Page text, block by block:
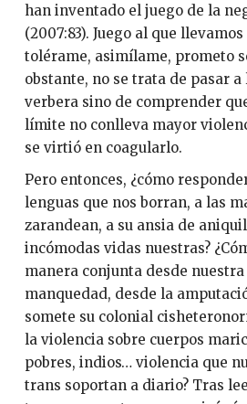
han inventado el juego de la
(2007:83). Juego al que
tolérame, asimílame, prometo
obstante, no se trata de pasar a
verbera sino de comprender
límite no conlleva mayor
se virtió en coagularlo.
Pero entonces, ¿cómo
lenguas que nos borran, a las
zarandean, a su ansia de
incómodas vidas nuestras?
manera conjunta desde
manquedad, desde la
somete su colonial
la violencia sobre cuerpos
pobres, indios… violencia que
trans soportan a diario? Tras